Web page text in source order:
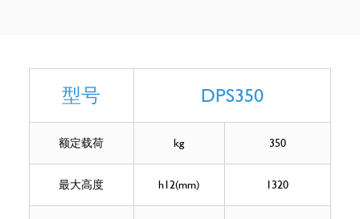
型号 DPS350
额定载荷 kg 350
最大高度 h12(mm) 1320